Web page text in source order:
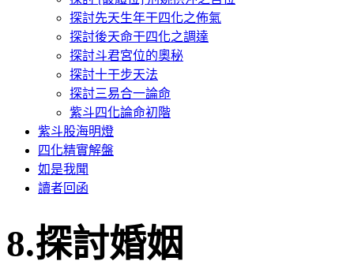
探討先天生年干四化之佈氣
探討後天命干四化之調達
探討斗君宮位的奧秘
探討十干步天法
探討三易合一論命
紫斗四化論命初階
紫斗股海明燈
四化精實解盤
如是我聞
讀者回函
8.探討婚姻